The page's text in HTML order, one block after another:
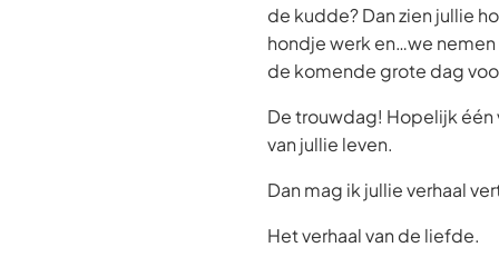
de kudde? Dan zien jullie
hondje werk en…we
de komende grote dag
De trouwdag! Hopelijk
van jullie leven.
Dan mag ik jullie verhaal
Het verhaal van de liefde.